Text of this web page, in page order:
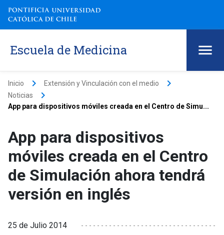
Escuela de Medicina
Inicio keyboard_arrow_right Extensión y Vinculación con el medio keyboard_arrow_right
Noticias keyboard_arrow_right
App para dispositivos móviles creada en el Centro de Simu...
App para dispositivos
móviles creada en el Centro
de Simulación ahora tendrá
versión en inglés
25 de Julio 2014